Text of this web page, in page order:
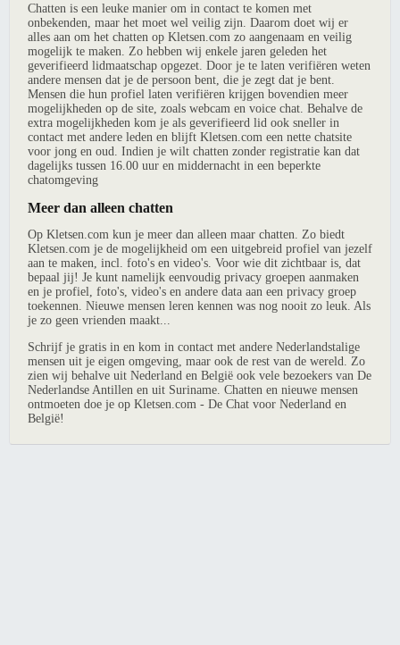
Chatten is een leuke manier om in contact te komen met
onbekenden, maar het moet wel veilig zijn. Daarom doet wij er
alles aan om het chatten op Kletsen.com zo aangenaam en veilig
mogelijk te maken. Zo hebben wij enkele jaren geleden het
geverifieerd lidmaatschap opgezet. Door je te laten verifiëren weten
andere mensen dat je de persoon bent, die je zegt dat je bent.
Mensen die hun profiel laten verifiëren krijgen bovendien meer
mogelijkheden op de site, zoals webcam en voice chat. Behalve de
extra mogelijkheden kom je als geverifieerd lid ook sneller in
contact met andere leden en blijft Kletsen.com een nette chatsite
voor jong en oud. Indien je wilt chatten zonder registratie kan dat
dagelijks tussen 16.00 uur en middernacht in een beperkte
chatomgeving
Meer dan alleen chatten
Op Kletsen.com kun je meer dan alleen maar chatten. Zo biedt
Kletsen.com je de mogelijkheid om een uitgebreid profiel van jezelf
aan te maken, incl. foto's en video's. Voor wie dit zichtbaar is, dat
bepaal jij! Je kunt namelijk eenvoudig privacy groepen aanmaken
en je profiel, foto's, video's en andere data aan een privacy groep
toekennen. Nieuwe mensen leren kennen was nog nooit zo leuk. Als
je zo geen vrienden maakt...
Schrijf je gratis in en kom in contact met andere Nederlandstalige
mensen uit je eigen omgeving, maar ook de rest van de wereld. Zo
zien wij behalve uit Nederland en België ook vele bezoekers van De
Nederlandse Antillen en uit Suriname. Chatten en nieuwe mensen
ontmoeten doe je op Kletsen.com - De Chat voor Nederland en
België!